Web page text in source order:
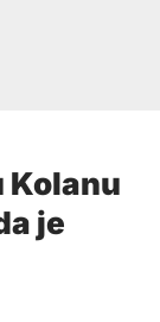
Kolanu
je